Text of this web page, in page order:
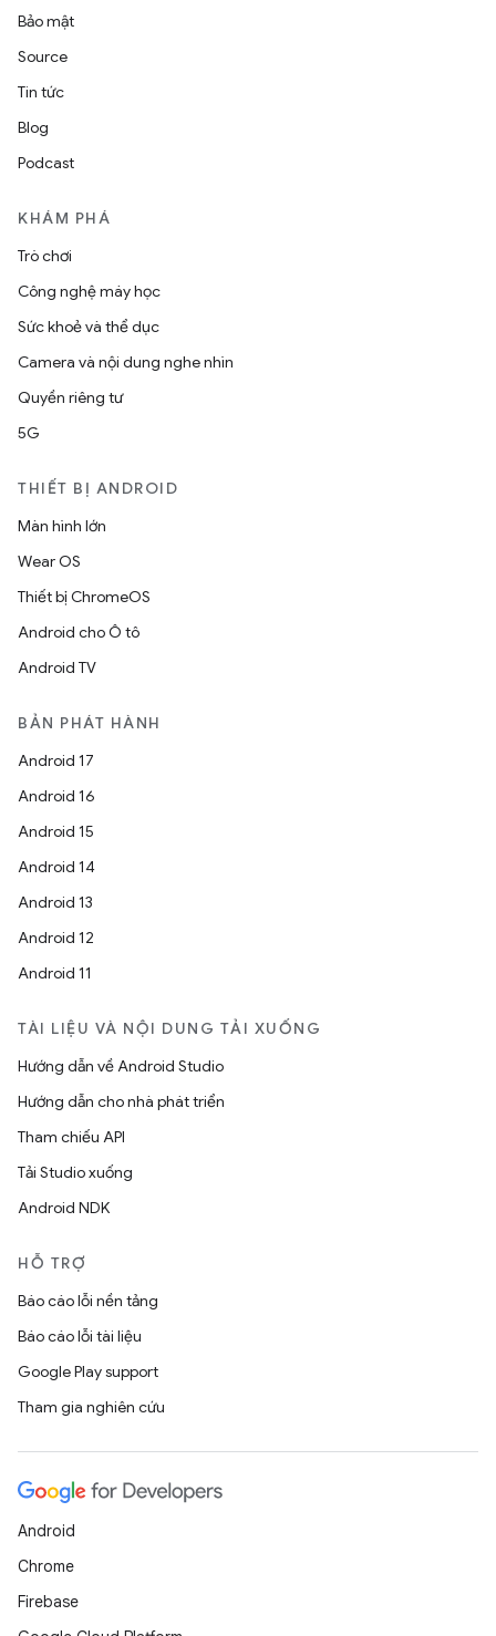
Bảo mật
Source
Tin tức
Blog
Podcast
KHÁM PHÁ
Trò chơi
Công nghệ máy học
Sức khoẻ và thể dục
Camera và nội dung nghe nhìn
Quyền riêng tư
5G
THIẾT BỊ ANDROID
Màn hình lớn
Wear OS
Thiết bị ChromeOS
Android cho Ô tô
Android TV
BẢN PHÁT HÀNH
Android 17
Android 16
Android 15
Android 14
Android 13
Android 12
Android 11
TÀI LIỆU VÀ NỘI DUNG TẢI XUỐNG
Hướng dẫn về Android Studio
Hướng dẫn cho nhà phát triển
Tham chiếu API
Tải Studio xuống
Android NDK
HỖ TRỢ
Báo cáo lỗi nền tảng
Báo cáo lỗi tài liệu
Google Play support
Tham gia nghiên cứu
Android
Chrome
Firebase